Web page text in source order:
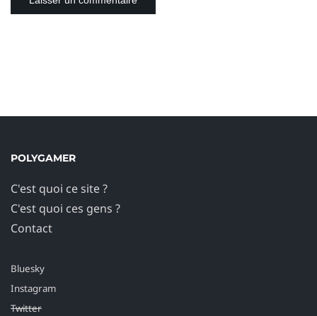
POLYGAMER
C'est quoi ce site ?
C'est quoi ces gens ?
Contact
Bluesky
Instagram
Twitter